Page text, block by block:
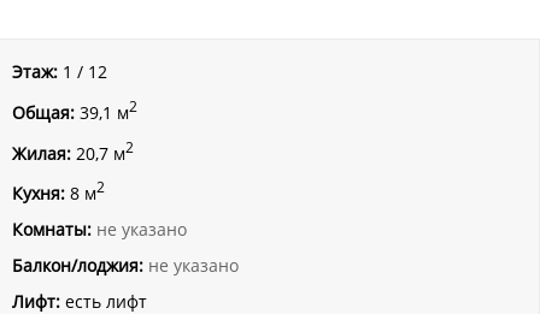
Этаж: 1 / 12
Общая: 39,1 м2
Жилая: 20,7 м2
Кухня: 8 м2
Комнаты: не указано
Балкон/лоджия: не указано
Лифт: есть лифт